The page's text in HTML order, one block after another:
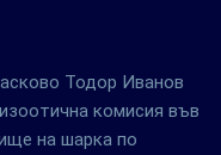
Тодор Иванов
комисия във
на шарка по